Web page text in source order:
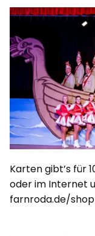
Karten gibt’s für
oder im Internet
farnroda.de/shop